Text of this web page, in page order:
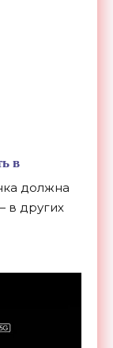
в
должна
в других